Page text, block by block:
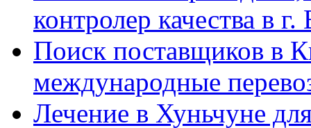
контролер качества в
Поиск поставщиков в
международные
Лечение в Хуньчуне